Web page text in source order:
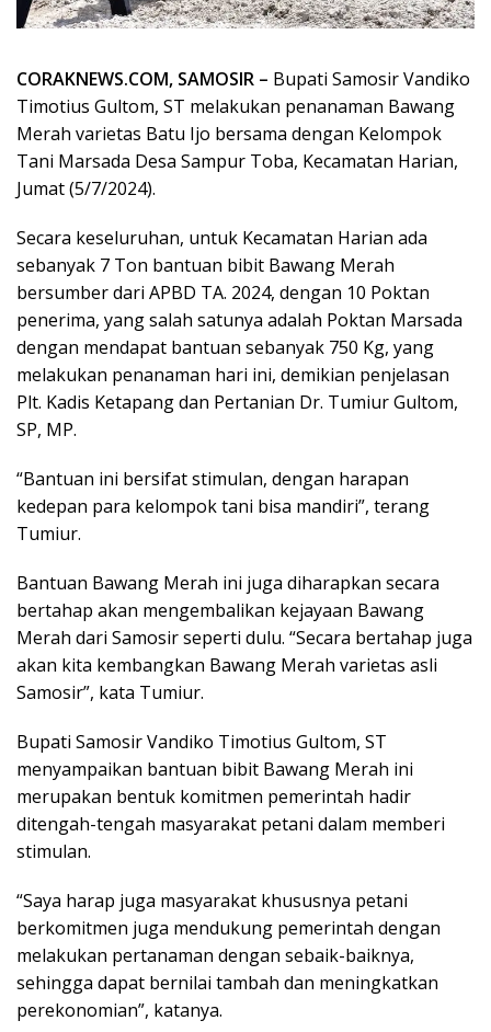
CORAKNEWS.COM, SAMOSIR – Bupati Samosir Vandiko
Timotius Gultom, ST melakukan penanaman Bawang
Merah varietas Batu Ijo bersama dengan Kelompok
Tani Marsada Desa Sampur Toba, Kecamatan Harian,
Jumat (5/7/2024).
Secara keseluruhan, untuk Kecamatan Harian ada
sebanyak 7 Ton bantuan bibit Bawang Merah
bersumber dari APBD TA. 2024, dengan 10 Poktan
penerima, yang salah satunya adalah Poktan Marsada
dengan mendapat bantuan sebanyak 750 Kg, yang
melakukan penanaman hari ini, demikian penjelasan
Plt. Kadis Ketapang dan Pertanian Dr. Tumiur Gultom,
SP, MP.
“Bantuan ini bersifat stimulan, dengan harapan
kedepan para kelompok tani bisa mandiri”, terang
Tumiur.
Bantuan Bawang Merah ini juga diharapkan secara
bertahap akan mengembalikan kejayaan Bawang
Merah dari Samosir seperti dulu. “Secara bertahap juga
akan kita kembangkan Bawang Merah varietas asli
Samosir”, kata Tumiur.
Bupati Samosir Vandiko Timotius Gultom, ST
menyampaikan bantuan bibit Bawang Merah ini
merupakan bentuk komitmen pemerintah hadir
ditengah-tengah masyarakat petani dalam memberi
stimulan.
“Saya harap juga masyarakat khususnya petani
berkomitmen juga mendukung pemerintah dengan
melakukan pertanaman dengan sebaik-baiknya,
sehingga dapat bernilai tambah dan meningkatkan
perekonomian”, katanya.